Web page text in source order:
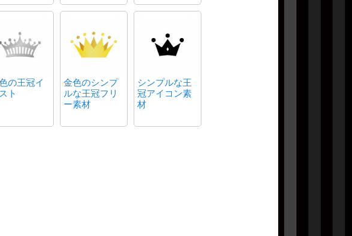
の王冠イ
ト
金色のシンプ
ルな王冠フリ
ー素材
シンプルな王
冠アイコン素
材